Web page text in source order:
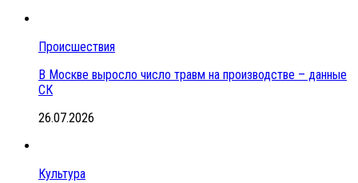
Происшествия
В Москве выросло число травм на производстве – данные
СК
26.07.2026
Культура